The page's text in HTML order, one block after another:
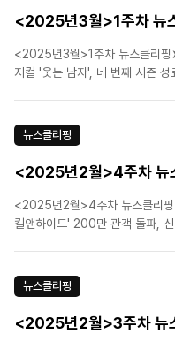
<2025년3월>1주차 뉴
<2025년3월>1주차 뉴스클리
지컬 '웃는 남자', 네 번째 시즌
서울시가 발벗고 나선 이곳은조계
뉴스클리핑
<2025년2월>4주차 뉴
<2025년2월>4주차 뉴스클리
킬앤하이드' 200만 관객 돌파,
객 세대 확장하며 마무리…“하반
뉴스클리핑
<2025년2월>3주차 뉴